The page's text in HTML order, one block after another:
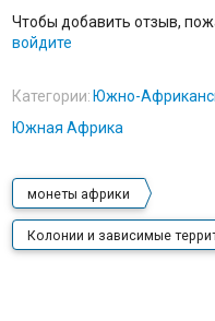
Чтобы добавить отзыв,
войдите
Категории: Южно-
Южная Африка
монеты африки
Колонии и зависимые